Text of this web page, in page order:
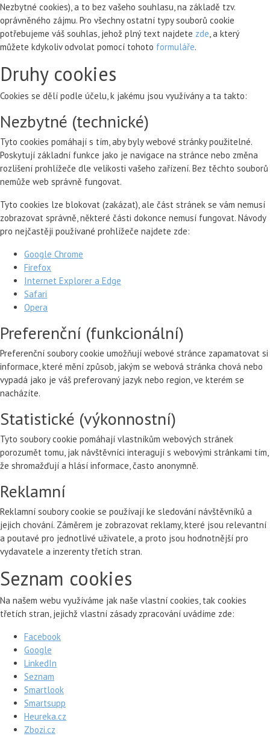
Nezbytné cookies), a to bez vašeho souhlasu, na základě tzv.
oprávněného zájmu. Pro všechny ostatní typy souborů cookie
potřebujeme váš souhlas, jehož plný text najdete zde , a který
můžete kdykoliv odvolat pomocí tohoto formuláře.
Druhy cookies
Cookies se dělí podle účelu, k jakému jsou využívány a ta takto:
Nezbytné (technické)
Tyto cookies pomáhají s tím, aby byly webové stránky použitelné.
Poskytují základní funkce jako je navigace na stránce nebo změna
rozlišení prohlížeče dle velikosti vašeho zařízení. Bez těchto souborů
nemůže web správně fungovat.
Tyto cookies lze blokovat (zakázat), ale část stránek se vám nemusí
zobrazovat správně, některé části dokonce nemusí fungovat. Návody
pro nejčastěji používané prohlížeče najdete zde:
Google Chrome
Firefox
Internet Explorer a Edge
Safari
Opera
Preferenční (funkcionální)
Preferenční soubory cookie umožňují webové stránce zapamatovat si
informace, které mění způsob, jakým se webová stránka chová nebo
vypadá jako je váš preferovaný jazyk nebo region, ve kterém se
nacházíte.
Statistické (výkonnostní)
Tyto soubory cookie pomáhají vlastníkům webových stránek
porozumět tomu, jak návštěvníci interagují s webovými stránkami tím,
že shromažďují a hlásí informace, často anonymně.
Reklamní
Reklamní soubory cookie se používají ke sledování návštěvníků a
jejich chování. Záměrem je zobrazovat reklamy, které jsou relevantní
a poutavé pro jednotlivé uživatele, a proto jsou hodnotnější pro
vydavatele a inzerenty třetích stran.
Seznam cookies
Na našem webu využíváme jak naše vlastní cookies, tak cookies
třetích stran, jejichž vlastní zásady zpracování uvádíme zde:
Facebook
Google
LinkedIn
Seznam
Smartlook
Smartsupp
Heureka.cz
Zbozi.cz